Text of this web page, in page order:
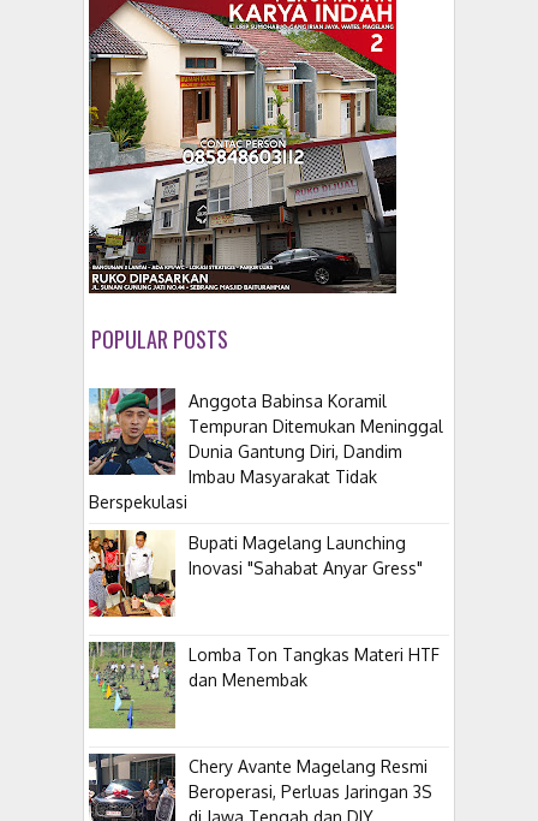
POPULAR POSTS
Anggota Babinsa Koramil
Tempuran Ditemukan Meninggal
Dunia Gantung Diri, Dandim
Imbau Masyarakat Tidak
Berspekulasi
Bupati Magelang Launching
Inovasi "Sahabat Anyar Gress"
Lomba Ton Tangkas Materi HTF
dan Menembak
​Chery Avante Magelang Resmi
Beroperasi, Perluas Jaringan 3S